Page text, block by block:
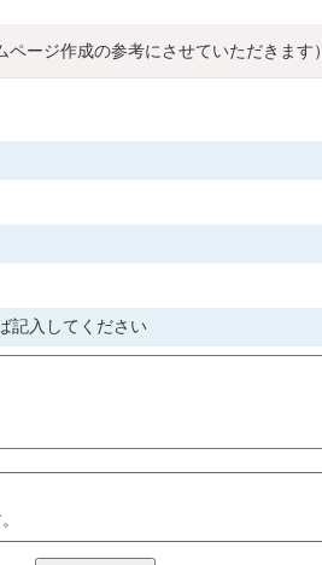
ページ作成の参考にさせていただきます）
記入してください